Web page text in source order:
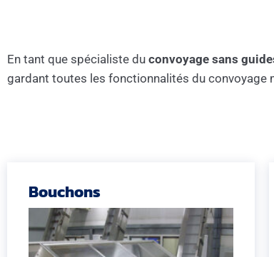
En tant que spécialiste du convoyage sans
gardant toutes les fonctionnalités du convoyage
Bouchons